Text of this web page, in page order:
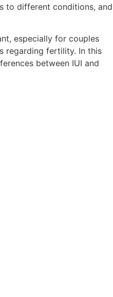
to different conditions, and
especially for couples
regarding fertility. In this
between IUI and